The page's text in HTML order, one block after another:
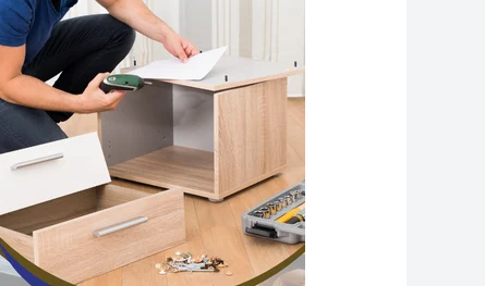
الدسمه
–
فتح
اقفال
الكويت
–